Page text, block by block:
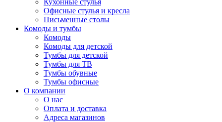
Кухонные стулья
Офисные стулья и кресла
Письменные столы
Комоды и тумбы
Комоды
Комоды для детской
Тумбы для детской
Тумбы для ТВ
Тумбы обувные
Тумбы офисные
О компании
О нас
Оплата и доставка
Адреса магазинов